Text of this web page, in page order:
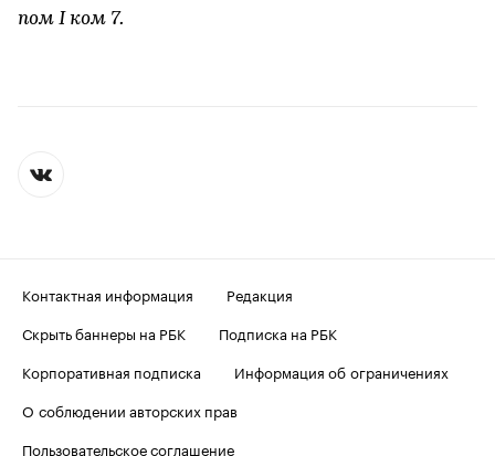
пом I ком 7.
Контактная информация
Редакция
Скрыть баннеры на РБК
Подписка на РБК
Корпоративная подписка
Информация об ограничениях
О соблюдении авторских прав
Пользовательское соглашение